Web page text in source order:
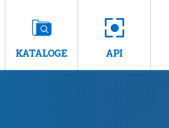
KATALOGE API